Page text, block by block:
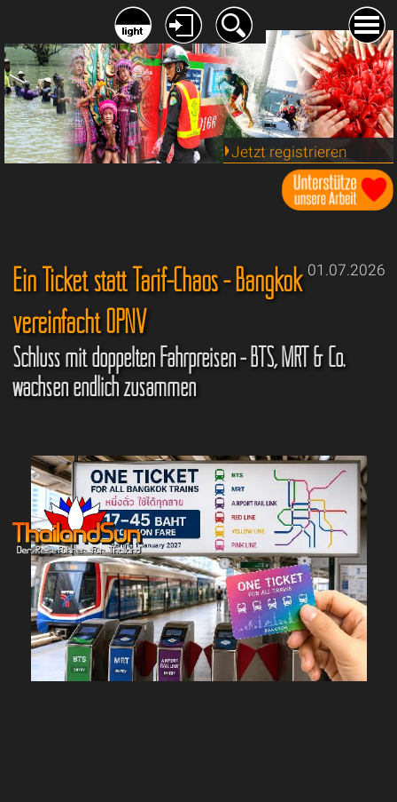
Jetzt registrieren
01.07.2026
Ein Ticket statt Tarif-Chaos - Bangkok
vereinfacht ÖPNV
Schluss mit doppelten Fahrpreisen - BTS, MRT & Co.
wachsen endlich zusammen